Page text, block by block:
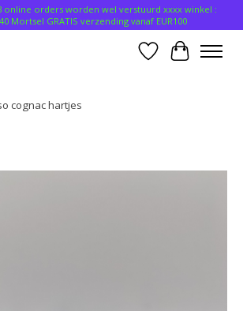
8 online orders worden wel verstuurd xxxx winkel :
Mortsel GRATIS verzending vanaf EUR100
Verlanglijst
cognac hartjes